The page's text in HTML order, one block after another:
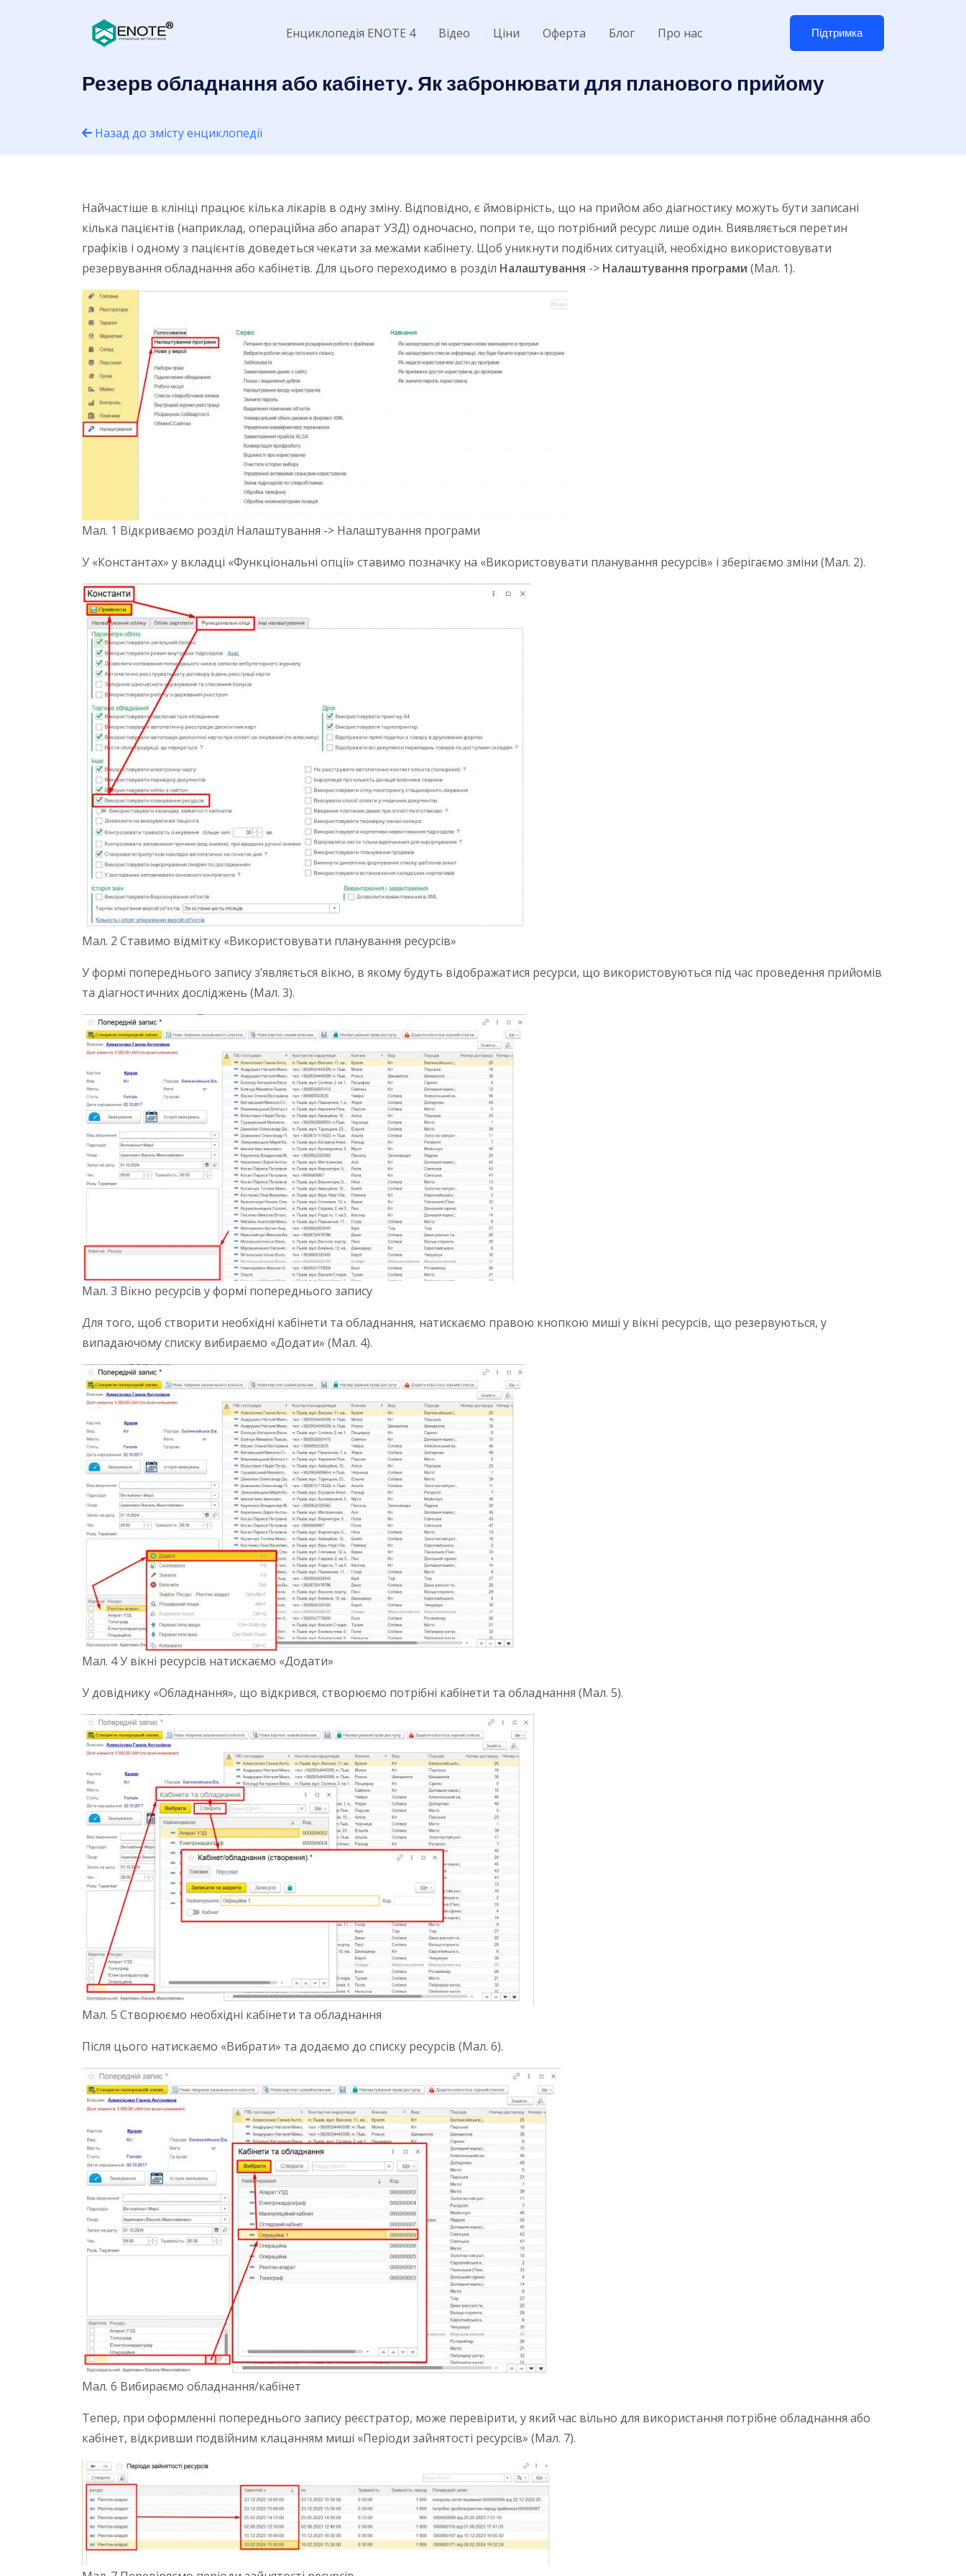
Енциклопедія ENOTE 4 Відео Ціни Оферта Блог Про нас Підтримка
Резерв обладнання або кабінету. Як забронювати для планового прийому
Назад до змісту енциклопедії
Найчастіше в клініці працює кілька лікарів в одну зміну. Відповідно, є ймовірність, що на прийом або діагностику можуть бути записані
кілька пацієнтів (наприклад, операційна або апарат УЗД) одночасно, попри те, що потрібний ресурс лише один. Виявляється перетин
графіків і одному з пацієнтів доведеться чекати за межами кабінету. Щоб уникнути подібних ситуацій, необхідно використовувати
резервування обладнання або кабінетів. Для цього переходимо в розділ Налаштування -> Налаштування програми (Мал. 1).
Мал. 1 Відкриваємо розділ Налаштування -> Налаштування програми
У «Константах» у вкладці «Функціональні опції» ставимо позначку на «Використовувати планування ресурсів» і зберігаємо зміни (Мал. 2).
Мал. 2 Ставимо відмітку «Використовувати планування ресурсів»
У формі попереднього запису з’являється вікно, в якому будуть відображатися ресурси, що використовуються під час проведення прийомів
та діагностичних досліджень (Мал. 3).
Мал. 3 Вікно ресурсів у формі попереднього запису
Для того, щоб створити необхідні кабінети та обладнання, натискаємо правою кнопкою миші у вікні ресурсів, що резервуються, у
випадаючому списку вибираємо «Додати» (Мал. 4).
Мал. 4 У вікні ресурсів натискаємо «Додати»
У довіднику «Обладнання», що відкрився, створюємо потрібні кабінети та обладнання (Мал. 5).
Мал. 5 Створюємо необхідні кабінети та обладнання
Після цього натискаємо «Вибрати» та додаємо до списку ресурсів (Мал. 6).
Мал. 6 Вибираємо обладнання/кабінет
Тепер, при оформленні попереднього запису реєстратор, може перевірити, у який час вільно для використання потрібне обладнання або
кабінет, відкривши подвійним клацанням миші «Періоди зайнятості ресурсів» (Мал. 7).